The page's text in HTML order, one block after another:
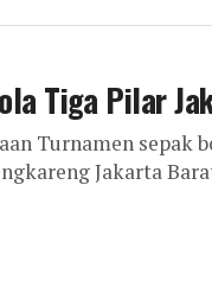
Tiga Pilar
Turnamen sepak
Jakarta